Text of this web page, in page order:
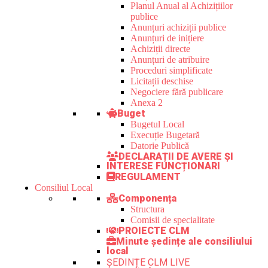
Planul Anual al Achizițiilor
publice
Anunțuri achiziții publice
Anunțuri de inițiere
Achiziții directe
Anunțuri de atribuire
Proceduri simplificate
Licitații deschise
Negociere fără publicare
Anexa 2
Buget
Bugetul Local
Execuție Bugetară
Datorie Publică
DECLARAȚII DE AVERE ȘI
INTERESE FUNCȚIONARI
REGULAMENT
Consiliul Local
Componența
Structura
Comisii de specialitate
PROIECTE CLM
Minute ședințe ale consiliului
local
ȘEDINȚE CLM LIVE